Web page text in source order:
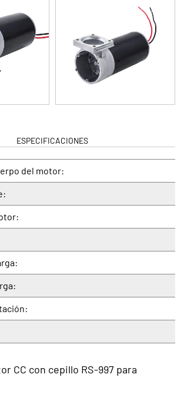
ESPECIFICACIONES
del motor:
CC con cepillo RS-997 para